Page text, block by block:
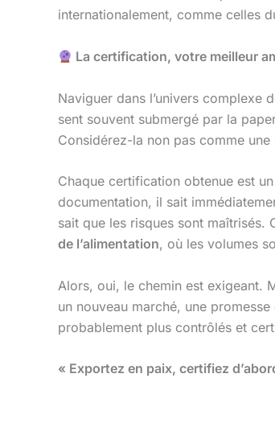
internationalement, comme celles
La certification, votre meilleur
Naviguer dans l’univers complexe
sent souvent submergé par la
Considérez-la non pas comme
Chaque certification obtenue est
documentation, il sait
sait que les risques sont maîtrisés.
de l’alimentation, où les volumes
Alors, oui, le chemin est exigeant.
un nouveau marché, une
probablement plus contrôlés et
« Exportez en paix, certifiez